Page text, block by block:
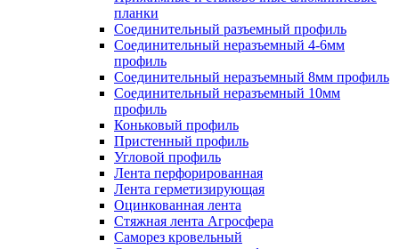
планки
Соединительный разъемный профиль
Соединительный неразъемный 4-6мм
профиль
Соединительный неразъемный 8мм профиль
Соединительный неразъемный 10мм
профиль
Коньковый профиль
Пристенный профиль
Угловой профиль
Лента перфорированная
Лента герметизирующая
Оцинкованная лента
Стяжная лента Агросфера
Саморез кровельный